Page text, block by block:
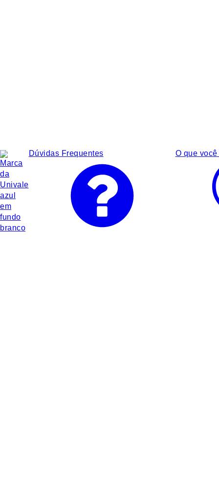
Dúvidas Frequentes O que